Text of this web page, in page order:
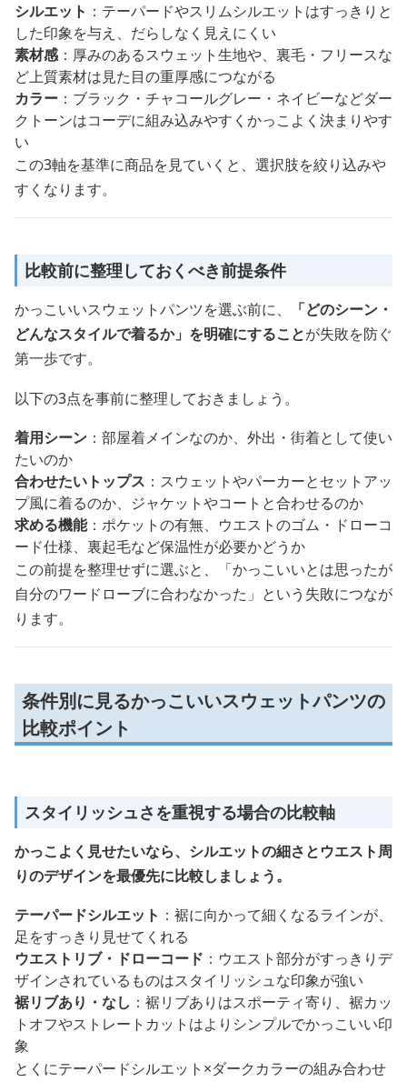
シルエット ：テーパードやスリムシルエットはすっきりと
した印象を与え、だらしなく見えにくい
素材感：厚みのあるスウェット生地や、裏毛・フリースな
ど上質素材は見た目の重厚感につながる
カラー ：ブラック・チャコールグレー・ネイビーなどダー
クトーンはコーデに組み込みやすくかっこよく決まりやす
い
この3軸を基準に商品を見ていくと、選択肢を絞り込みや
すくなります。
比較前に整理しておくべき前提条件
かっこいいスウェットパンツを選ぶ前に、
「どのシーン・
どんなスタイルで着るか」を明確にすることが失敗を防ぐ
第一歩です。
以下の3点を事前に整理しておきましょう。
着用シーン ：部屋着メインなのか、外出・街着として使い
たいのか
合わせたいトップス ：スウェットやパーカーとセットアッ
プ風に着るのか、ジャケットやコートと合わせるのか
求める機能：ポケットの有無、ウエストのゴム・ドローコ
ード仕様、裏起毛など保温性が必要かどうか
この前提を整理せずに選ぶと、「かっこいいとは思ったが
自分のワードローブに合わなかった」という失敗につなが
ります。
条件別に見るかっこいいスウェットパンツの
比較ポイント
スタイリッシュさを重視する場合の比較軸
かっこよく見せたいなら、シルエットの細さとウエスト周
りのデザインを最優先に比較しましょう。
テーパードシルエット ：裾に向かって細くなるラインが、
足をすっきり見せてくれる
ウエストリブ・ドローコード ：ウエスト部分がすっきりデ
ザインされているものはスタイリッシュな印象が強い
裾リブあり・なし ：裾リブありはスポーティ寄り、裾カッ
トオフやストレートカットはよりシンプルでかっこいい印
象
とくにテーパードシルエット×ダークカラーの組み合わせ